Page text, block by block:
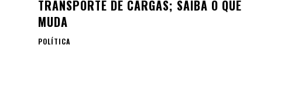
TRANSPORTE DE CARGAS; SAIBA O QUE
MUDA
POLÍTICA